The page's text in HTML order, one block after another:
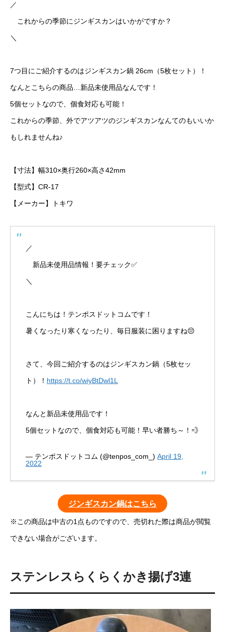
／
これからの季節にジンギスカンはいかがですか？
＼
7つ目にご紹介するのはジンギスカン鍋 26cm（5枚セット）！
なんとこちらの商品…新品未使用品なんです！
5個セットなので、個食対応も可能！
これからの季節、外でアツアツのジンギスカンなんてのもいいか
もしれませんね♪
【寸法】幅310×奥行260×高さ42mm
【型式】CR-17
【メーカー】トキワ
／
新品未使用品情報！要チェック✅
＼
こんにちは！テンポスドットコムです！
暑くなったり寒くなったり、毎日服装に困りますね😔
さて、今回ご紹介するのはジンギスカン鍋（5枚セッ
ト）！ https://t.co/wiyBtDwl1L
なんと新品未使用品です！
5個セットなので、個食対応も可能！早い者勝ち～！💨
— テンポスドットコム (@tenpos_com_) April 19,
2022
ジンギスカン鍋はこちら
※この商品は中古の1点ものですので、売切れた際は商品が閲覧
できない場合がございます。
ステンレスらくらくかき揚げ3連